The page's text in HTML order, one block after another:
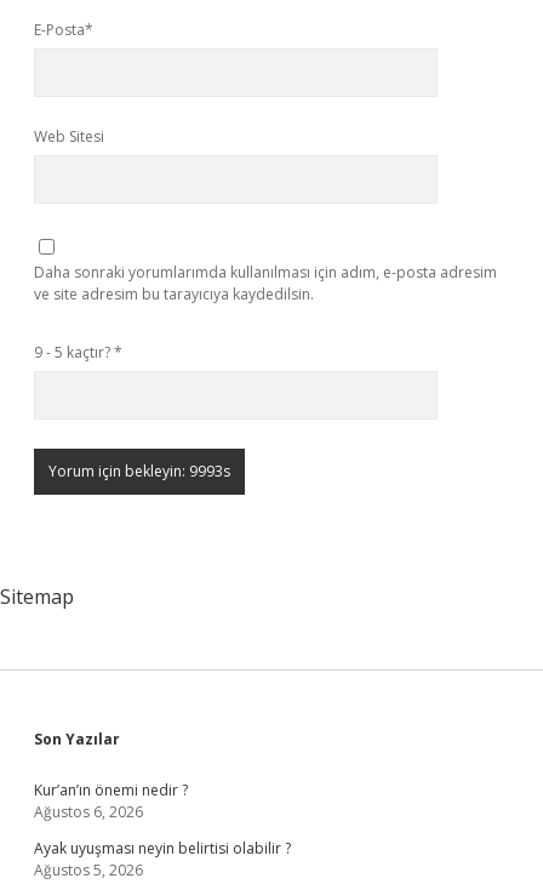
E-Posta*
Web Sitesi
Daha sonraki yorumlarımda kullanılması için adım, e-posta adresim
ve site adresim bu tarayıcıya kaydedilsin.
9 - 5 kaçtır?*
Sitemap
Sidebar
Son Yazılar
Kur’an’ın önemi nedir ?
Ağustos 6, 2026
Ayak uyuşması neyin belirtisi olabilir ?
Ağustos 5, 2026